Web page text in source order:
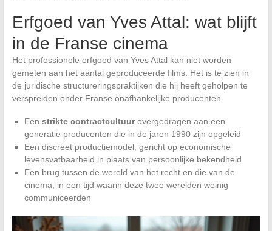
Erfgoed van Yves Attal: wat blijft
in de Franse cinema
Het professionele erfgoed van Yves Attal kan niet worden
gemeten aan het aantal geproduceerde films. Het is te zien in
de juridische structureringspraktijken die hij heeft geholpen te
verspreiden onder Franse onafhankelijke producenten.
Een strikte contractcultuurovergedragen aan een
generatie producenten die in de jaren 1990 zijn opgeleid
Een discreet productiemodel, gericht op economische
levensvatbaarheid in plaats van persoonlijke bekendheid
Een brug tussen de wereld van het recht en die van de
cinema, in een tijd waarin deze twee werelden weinig
communiceerden